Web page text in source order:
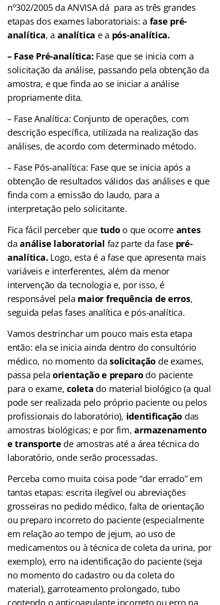
nº302/2005 da ANVISA dá para as três grandes
etapas dos exames laboratoriais: a fase pré-
analítica, a analítica e a pós-analítica.
– Fase Pré-analítica: Fase que se inicia com a
solicitação da análise, passando pela obtenção da
amostra, e que finda ao se iniciar a análise
propriamente dita.
– Fase Analítica: Conjunto de operações, com
descrição específica, utilizada na realização das
análises, de acordo com determinado método.
– Fase Pós-analítica: Fase que se inicia após a
obtenção de resultados válidos das análises e que
finda com a emissão do laudo, para a
interpretação pelo solicitante.
Fica fácil perceber que tudoo que ocorre antes
daanálise laboratorial faz parte da fase pré-
analítica. Logo, esta é a fase que apresenta mais
variáveis e interferentes, além da menor
intervenção da tecnologia e, por isso, é
responsável pela maior frequência de erros,
seguida pelas fases analítica e pós-analítica.
Vamos destrinchar um pouco mais esta etapa
então: ela se inicia ainda dentro do consultório
médico, no momento dasolicitação de exames,
passa pelaorientaçãoe preparodo paciente
para o exame,coleta do material biológico (a qual
pode ser realizada pelo próprio paciente ou pelos
profissionais do laboratório), identificação das
amostras biológicas; e por fim,armazenamento
e transporte de amostras até a área técnica do
laboratório, onde serão processadas.
Perceba como muita coisa pode “dar errado” em
tantas etapas: escrita ilegível ou abreviações
grosseiras no pedido médico, falta de orientação
ou preparo incorreto do paciente (especialmente
em relação ao tempo de jejum, ao uso de
medicamentos ou à técnica de coleta da urina, por
exemplo), erro na identificação do paciente (seja
no momento do cadastro ou da coleta do
material), garroteamento prolongado, tubo
contendo o anticoagulante incorreto ou erro na